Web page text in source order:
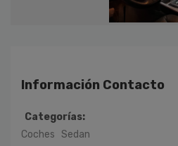
Información Contacto
Categorías:
Coches Sedan